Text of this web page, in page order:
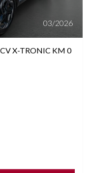
03/2026
X-TRONIC KM 0